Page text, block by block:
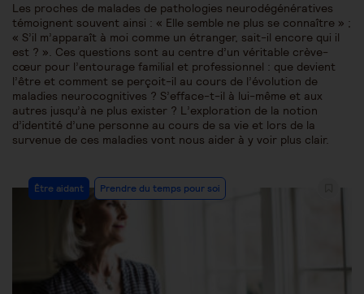
Les proches de malades de pathologies neurodégénératives
témoignent souvent ainsi : « Elle semble ne plus se connaître » ;
« S’il m’apparaît à moi comme un étranger, sait-il encore qui il
est ? ». Ces questions sont au centre d’un véritable crève-
cœur pour l’entourage familial et professionnel : que devient
l’être et comment se perçoit-il au cours de l’évolution de
maladies neurocognitives ? S’efface-t-il à lui-même et aux
autres jusqu’à ne plus exister ? L’exploration de la notion
d’identité d’une personne au cours de sa vie et lors de la
survenue de ces maladies vont nous aider à y voir plus clair.
Post
Category:
Être aidant Prendre du temps pour soi